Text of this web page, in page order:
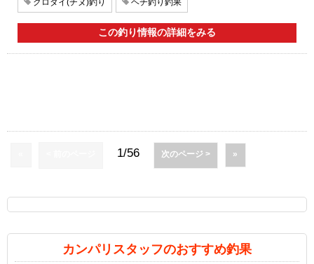
クロダイ(チヌ)釣り ヘチ釣り釣果
この釣り情報の詳細をみる
1/56 次のページ > »
カンパリスタッフのおすすめ釣果